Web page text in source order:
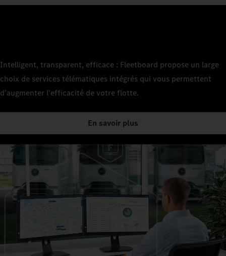
Intelligent, transparent, efficace : Fleetboard propose un large
choix de services télématiques intégrés qui vous permettent
d'augmenter l'efficacité de votre flotte.
En savoir plus